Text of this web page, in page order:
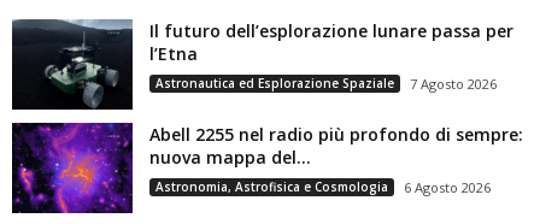
Il futuro dell’esplorazione lunare passa per
l’Etna
Astronautica ed Esplorazione Spaziale 7 Agosto 2026
Abell 2255 nel radio più profondo di sempre:
nuova mappa del...
Astronomia, Astrofisica e Cosmologia 6 Agosto 2026